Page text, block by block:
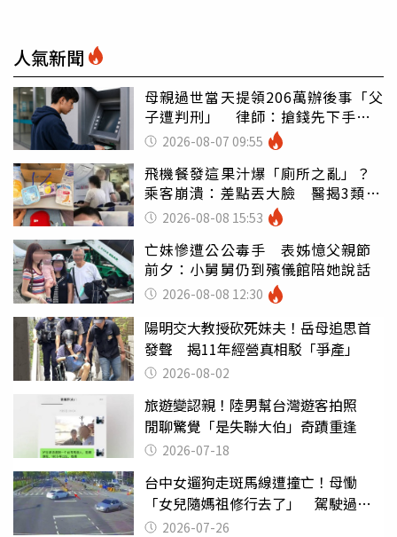
人氣新聞
母親過世當天提領206萬辦後事「父
子遭判刑」 律師：搶錢先下手是
罪 2026-08-07 09:55
飛機餐發這果汁爆「廁所之亂」？
乘客崩潰：差點丟大臉 醫揭3類人
別亂喝
2026-08-08 15:53
亡妹慘遭公公毒手 表姊憶父親節
前夕：小舅舅仍到殯儀館陪她說話
2026-08-08 12:30
陽明交大教授砍死妹夫！岳母追思首
發聲 揭11年經營真相駁「爭產」
2026-08-02
旅遊變認親！陸男幫台灣遊客拍照
閒聊驚覺「是失聯大伯」奇蹟重逢
2026-07-18
台中女遛狗走斑馬線遭撞亡！母慟
「女兒隨媽祖修行去了」 駕駛過失
致死判9月
2026-07-26